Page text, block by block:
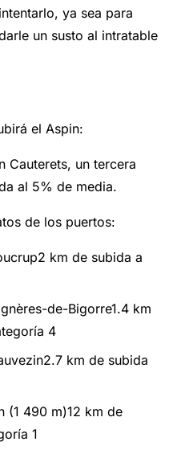
ya sea para
un susto al intratable
el Aspin:
Cauterets, un tercera
al 5% de media.
de los puertos:
km de subida a
de-Bigorre1.4 km
4
km de subida
(1 490 m)12 km de
1